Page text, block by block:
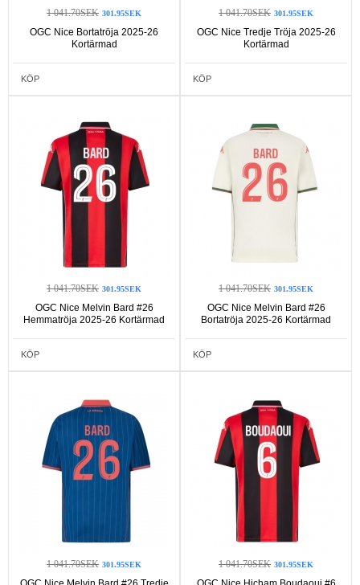
1 041.70SEK 301.95SEK
OGC Nice Bortatröja 2025-26
Kortärmad
KÖP
1 041.70SEK 301.95SEK
OGC Nice Tredje Tröja 2025-26
Kortärmad
KÖP
1 041.70SEK 301.95SEK
OGC Nice Melvin Bard #26
Hemmatröja 2025-26 Kortärmad
KÖP
1 041.70SEK 301.95SEK
OGC Nice Melvin Bard #26
Bortatröja 2025-26 Kortärmad
KÖP
1 041.70SEK 301.95SEK 1 041.70SEK 301.95SEK